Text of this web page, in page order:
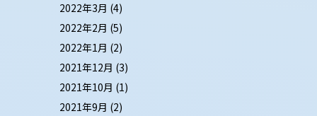
2022年3月 (4)
2022年2月 (5)
2022年1月 (2)
2021年12月 (3)
2021年10月 (1)
2021年9月 (2)